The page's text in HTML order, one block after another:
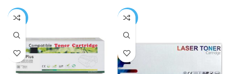
-17% -23%